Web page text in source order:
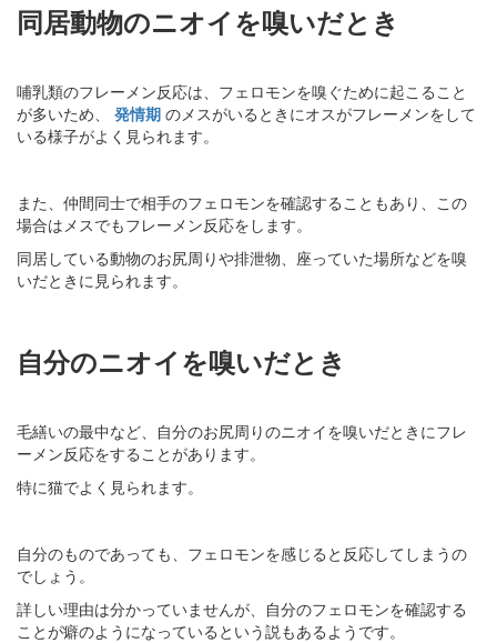
同居動物のニオイを嗅いだとき
哺乳類のフレーメン反応は、フェロモンを嗅ぐために起こること
が多いため、 発情期 のメスがいるときにオスがフレーメンをして
いる様子がよく見られます。
また、仲間同士で相手のフェロモンを確認することもあり、この
場合はメスでもフレーメン反応をします。
同居している動物のお尻周りや排泄物、座っていた場所などを嗅
いだときに見られます。
自分のニオイを嗅いだとき
毛繕いの最中など、自分のお尻周りのニオイを嗅いだときにフレ
ーメン反応をすることがあります。
特に猫でよく見られます。
自分のものであっても、フェロモンを感じると反応してしまうの
でしょう。
詳しい理由は分かっていませんが、自分のフェロモンを確認する
ことが癖のようになっているという説もあるようです。